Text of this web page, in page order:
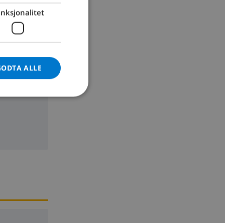
GERMAN
CATALAN
ITALIAN
NORWEGIAN
ALLE